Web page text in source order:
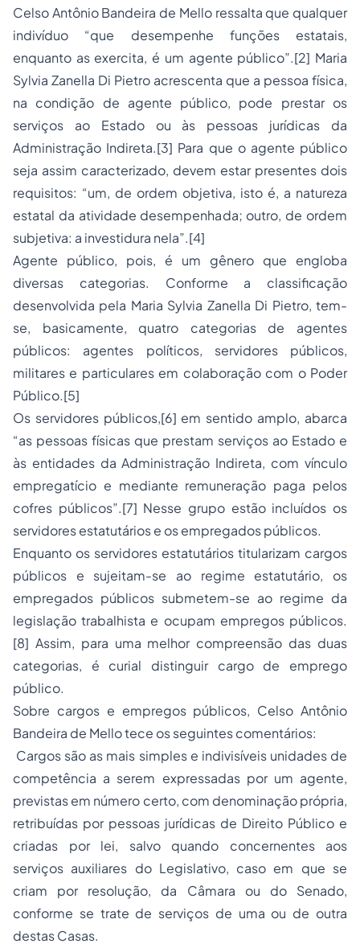
Celso Antônio Bandeira de Mello ressalta que qualquer
indivíduo “que desempenhe funções estatais,
enquanto as exercita, é um agente público”.[2] Maria
Sylvia Zanella Di Pietro acrescenta que a pessoa física,
na condição de agente público, pode prestar os
serviços ao Estado ou às pessoas jurídicas da
Administração Indireta.[3] Para que o agente público
seja assim caracterizado, devem estar presentes dois
requisitos: “um, de ordem objetiva, isto é, a natureza
estatal da atividade desempenhada; outro, de ordem
subjetiva: a investidura nela”.[4]
Agente público, pois, é um gênero que engloba
diversas categorias. Conforme a classificação
desenvolvida pela Maria Sylvia Zanella Di Pietro, tem-
se, basicamente, quatro categorias de agentes
públicos: agentes políticos, servidores públicos,
militares e particulares em colaboração com o Poder
Público.[5]
Os servidores públicos,[6] em sentido amplo, abarca
“as pessoas físicas que prestam serviços ao Estado e
às entidades da Administração Indireta, com vínculo
empregatício e mediante remuneração paga pelos
cofres públicos”.[7] Nesse grupo estão incluídos os
servidores estatutários e os empregados públicos.
Enquanto os servidores estatutários titularizam cargos
públicos e sujeitam-se ao regime estatutário, os
empregados públicos submetem-se ao regime da
legislação trabalhista e ocupam empregos públicos.
[8] Assim, para uma melhor compreensão das duas
categorias, é curial distinguir cargo de emprego
público.
Sobre cargos e empregos públicos, Celso Antônio
Bandeira de Mello tece os seguintes comentários:
Cargos são as mais simples e indivisíveis unidades de
competência a serem expressadas por um agente,
previstas em número certo, com denominação própria,
retribuídas por pessoas jurídicas de Direito Público e
criadas por lei, salvo quando concernentes aos
serviços auxiliares do Legislativo, caso em que se
criam por resolução, da Câmara ou do Senado,
conforme se trate de serviços de uma ou de outra
destas Casas.